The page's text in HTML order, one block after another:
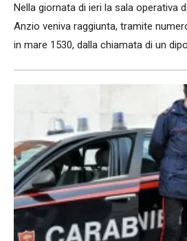
Nella giornata di ieri la sala operativa
Anzio veniva raggiunta, tramite
in mare 1530, dalla chiamata di un